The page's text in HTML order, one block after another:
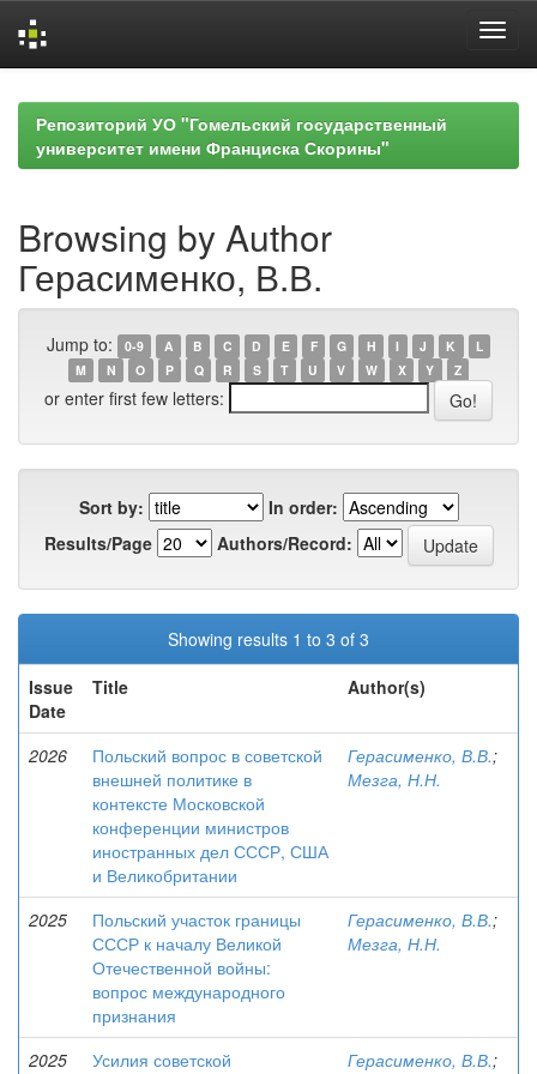
navigationРепозиторий УО "Гомельский государственный
университет имени Франциска Скорины"
Browsing by Author
Герасименко, В.В.
Jump to: 0-9 A B C D E F G H I J K
L
M
N O P Q R S T U V W X Y Z
or enter first few letters:
Sort by:
In order:
Results/Page
Authors/Record:
Showing results 1 to 3 of 3
Issue
Date
Title Author(s)
2026
Польский вопрос в советской
внешней политике в
контексте Московской
конференции министров
иностранных дел СССР, США
и Великобритании
Герасименко, В.В.;
Мезга, Н.Н.
2025
Польский участок границы
СССР к началу Великой
Отечественной войны:
вопрос международного
признания
Герасименко, В.В.;
Мезга, Н.Н.
2025
Усилия советской
Герасименко, В.В.;